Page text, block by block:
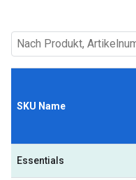
SKU Name
Essentials